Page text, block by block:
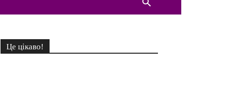
Це цікаво!